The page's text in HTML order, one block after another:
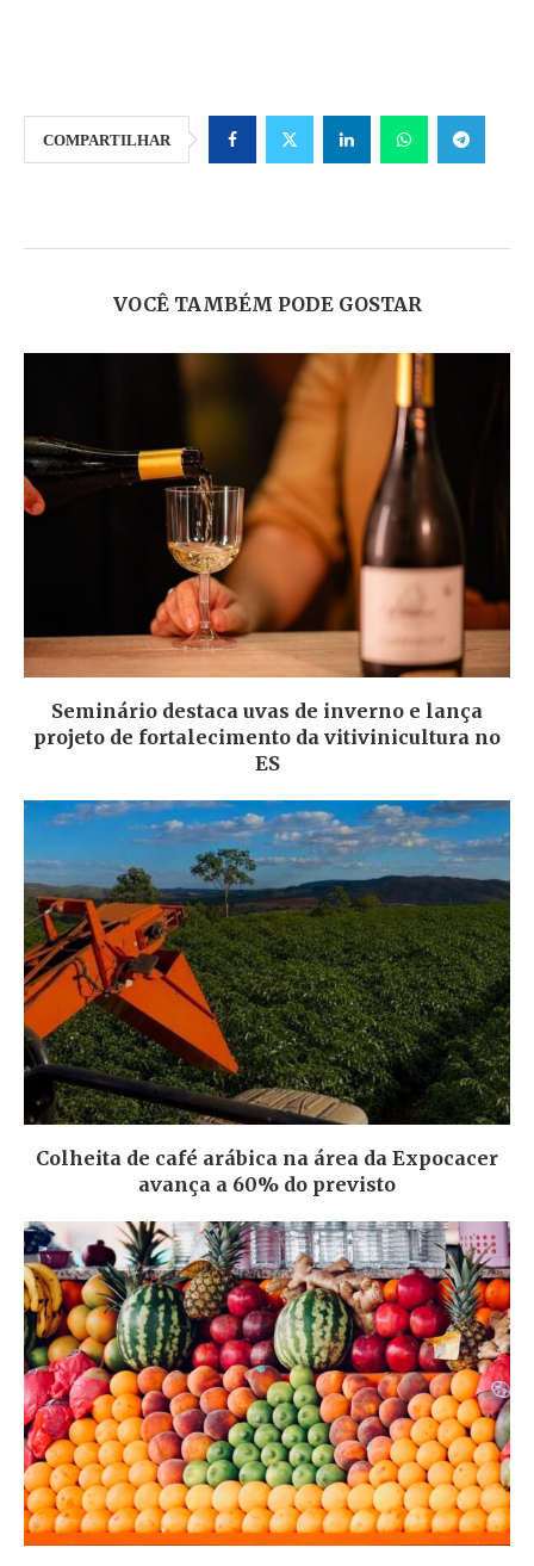
COMPARTILHAR
VOCÊ TAMBÉM PODE GOSTAR
Seminário destaca uvas de inverno e lança
projeto de fortalecimento da vitivinicultura no
ES
Colheita de café arábica na área da Expocacer
avança a 60% do previsto